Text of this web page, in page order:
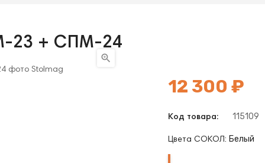
23 + СПМ-24

12 300 ₽
Код товара: 115109
Цвета СОКОЛ: Белый